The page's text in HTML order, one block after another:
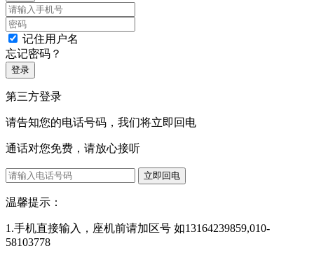
记住用户名
忘记密码？
登录
第三方登录
请告知您的电话号码，我们将立即回电
通话对您免费，请放心接听
立即回电
温馨提示：
1.手机直接输入，座机前请加区号 如13164239859,010-
58103778